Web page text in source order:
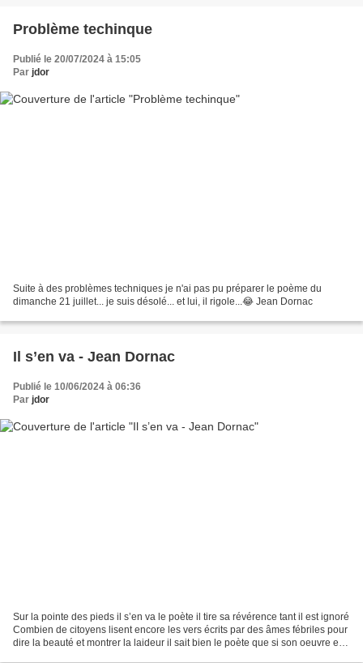
Problème techinque
Publié le 20/07/2024 à 15:05
Par jdor
Suite à des problèmes techniques je n'ai pas pu préparer le poème du
dimanche 21 juillet... je suis désolé... et lui, il rigole...😂 Jean Dornac
Il s’en va - Jean Dornac
Publié le 10/06/2024 à 06:36
Par jdor
Sur la pointe des pieds il s’en va le poète il tire sa révérence tant il est ignoré
Combien de citoyens lisent encore les vers écrits par des âmes fébriles pour
dire la beauté et montrer la laideur il sait bien le poète que si son oeuvre est